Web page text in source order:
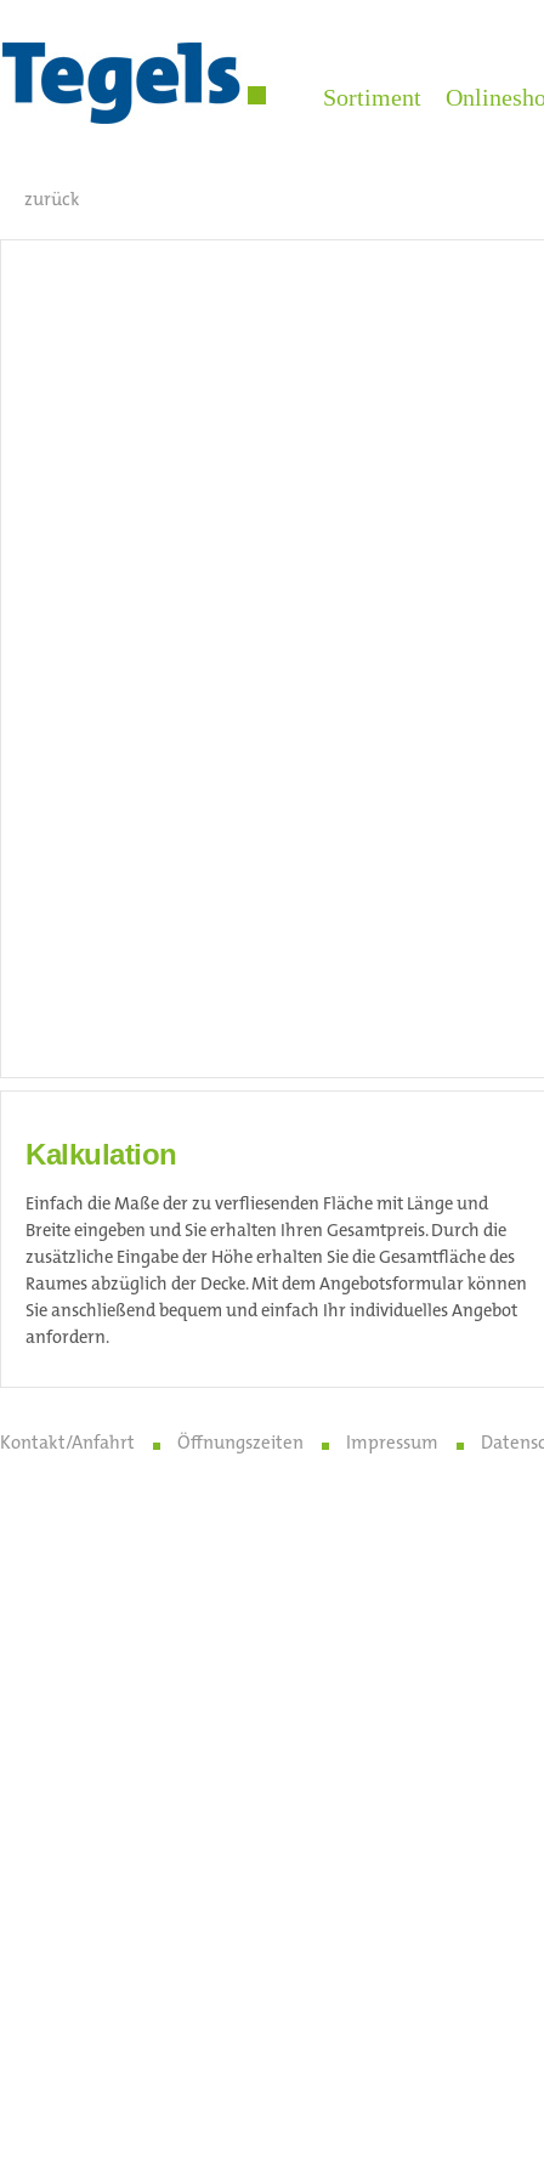
Sortiment
zurück
Kalkulation
Einfach die Maße der zu verfliesenden Fläche mit Länge und
Breite eingeben und Sie erhalten Ihren Gesamtpreis. Durch die
zusätzliche Eingabe der Höhe erhalten Sie die Gesamtfläche des
Raumes abzüglich der Decke. Mit dem Angebotsformular können
Sie anschließend bequem und einfach Ihr individuelles Angebot
anfordern.
Kontakt/Anfahrt Öffnungszeiten Impressum